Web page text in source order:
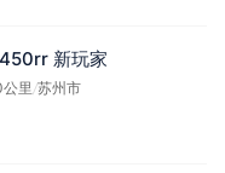
新玩家
里/苏州市